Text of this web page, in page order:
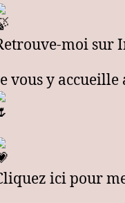
moi sur
vous y
ici pour